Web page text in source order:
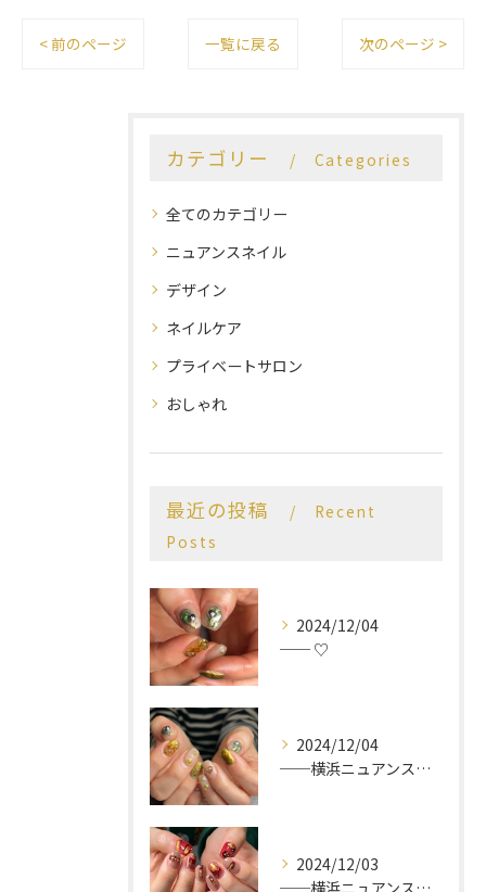
< 前のページ 一覧に戻る 次のページ >
カテゴリー Categories
全てのカテゴリー
ニュアンスネイル
デザイン
ネイルケア
プライベートサロン
おしゃれ
最近の投稿
Recent
Posts
2024/12/04
── ♡
2024/12/04
──横浜ニュアンスネイルサロン♡
2024/12/03
──横浜ニュアンスネイルサロン♡